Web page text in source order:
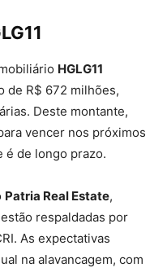
HGLG11
de R$ 672 milhões,
Deste montante,
vencer nos próximos
é de longo prazo.
Patria Real Estate,
respaldadas por
As expectativas
na alavancagem, com